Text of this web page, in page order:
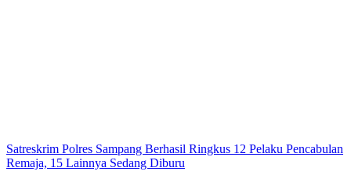
Satreskrim Polres Sampang Berhasil Ringkus 12 Pelaku Pencabulan
Remaja, 15 Lainnya Sedang Diburu